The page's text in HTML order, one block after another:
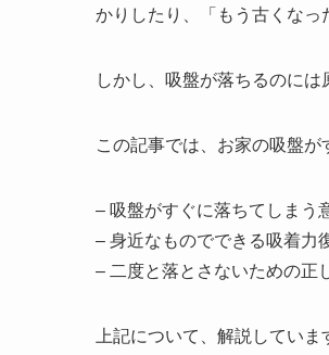
かりしたり、「もう古くな
しかし、吸盤が落ちるのに
この記事では、お家の吸盤が
– 吸盤がすぐに落ちてしまう
– 身近なものでできる吸着力
– 二度と落とさないための正
上記について、解説していま